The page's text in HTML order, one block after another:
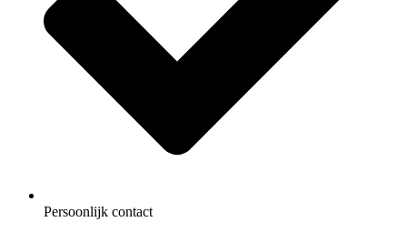
Persoonlijk contact